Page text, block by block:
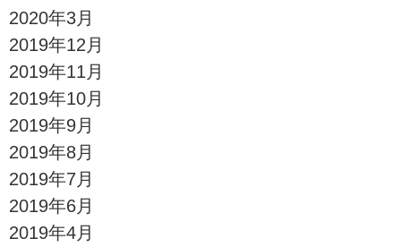
2020年3月
2019年12月
2019年11月
2019年10月
2019年9月
2019年8月
2019年7月
2019年6月
2019年4月